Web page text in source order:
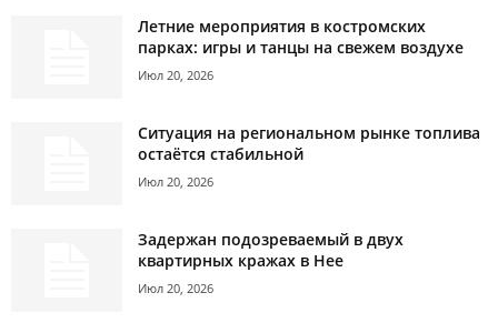
Летние мероприятия в костромских
парках: игры и танцы на свежем воздухе
Июл 20, 2026
Ситуация на региональном рынке топлива
остаётся стабильной
Июл 20, 2026
Задержан подозреваемый в двух
квартирных кражах в Нее
Июл 20, 2026